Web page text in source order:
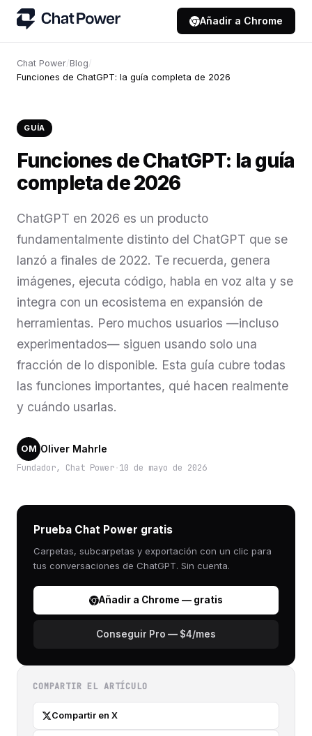
Añadir a Chrome
Chat Power/Blog/
Funciones de ChatGPT: la guía completa de 2026
GUÍA
Funciones de ChatGPT: la guía
completa de 2026
ChatGPT en 2026 es un producto
fundamentalmente distinto del ChatGPT que se
lanzó a finales de 2022. Te recuerda, genera
imágenes, ejecuta código, habla en voz alta y se
integra con un ecosistema en expansión de
herramientas. Pero muchos usuarios —incluso
experimentados— siguen usando solo una
fracción de lo disponible. Esta guía cubre todas
las funciones importantes, qué hacen realmente
y cuándo usarlas.
OM Oliver Mahrle
Fundador, Chat Power ·10 de mayo de 2026
Prueba Chat Power gratis
Carpetas, subcarpetas y exportación con un clic para
tus conversaciones de ChatGPT. Sin cuenta.
Añadir a Chrome — gratis
Conseguir Pro — $4/mes
COMPARTIR EL ARTÍCULO
Compartir en X